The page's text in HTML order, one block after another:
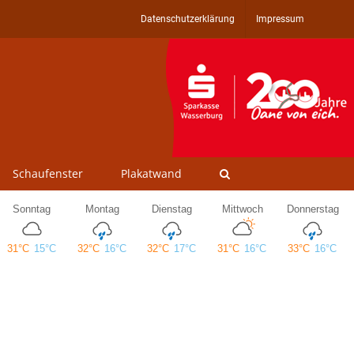
Datenschutzerklärung Impressum
Schaufenster Plakatwand